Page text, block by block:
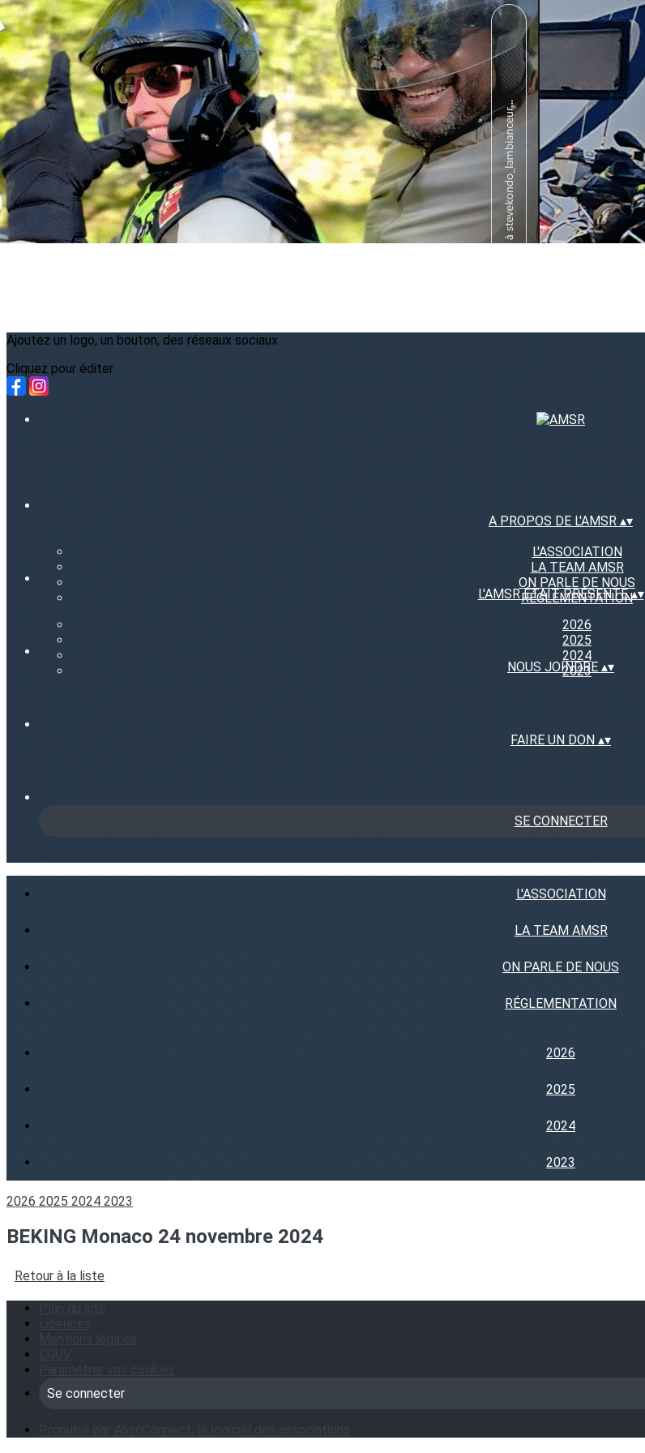
Menu
<
>
2026
2025
2024
2023
?>
Images de la page d'accueil
Cliquez pour éditer
Ajoutez un logo, un bouton, des réseaux sociaux
Cliquez pour éditer
A PROPOS DE L'AMSR ▴▾
L'ASSOCIATION
LA TEAM AMSR
ON PARLE DE NOUS
RÉGLEMENTATION
L'AMSR ÉTAIT PRÉSENTE▴▾
2026
2025
2024
2023
NOUS JOINDRE ▴▾
FAIRE UN DON ▴▾
SE CONNECTER
L'ASSOCIATION
LA TEAM AMSR
ON PARLE DE NOUS
RÉGLEMENTATION
2026
2025
2024
2023
2026 2025 2024 2023
BEKING Monaco 24 novembre 2024
Retour à la liste
Se connecter